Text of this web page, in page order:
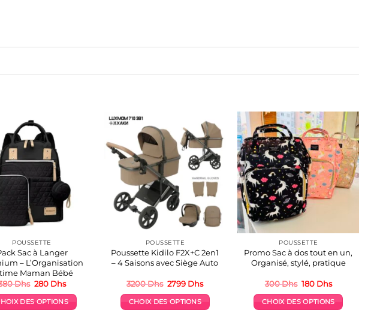
POUSSETTE
Sac à Langer
– L’Organisation
Maman Bébé
Dhs Le
initial
était :
280 DhsLe
actuel
est :
DES OPTIONS
POUSSETTE
Poussette Kidilo F2X+C 2en1
– 4 Saisons avec Siège Auto
3200Dhs Le
initial
était :
2799 DhsLe
actuel
est :
CHOIX DES OPTIONS
POUSSETTE
Promo Sac à dos tout en un,
Organisé, stylé, pratique
300Dhs Le
initial
était :
180 DhsLe
actuel
est :
CHOIX DES OPTIONS